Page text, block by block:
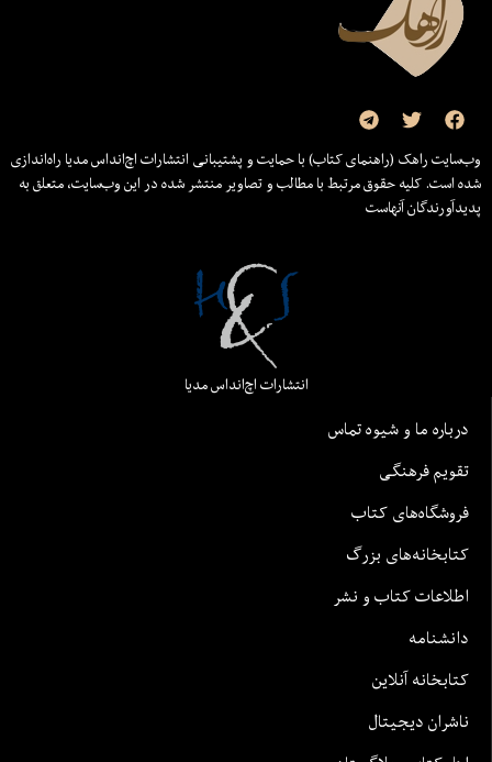
وب‌سایت راهک (راهنمای کتاب) با حمایت و پشتیبانی انتشارات اچ‌اند‌اس مدیا راه‌اندازی
شده است. کلیه حقوق مرتبط با مطالب و تصاویر منتشر شده در این وب‌سایت، متعلق به
پدیدآورندگان آنهاست
انتشارات اچ‌اند‌اس مدیا
درباره ما و شیوه تماس
تقویم فرهنگی
فروشگاه‌های کتاب
کتابخانه‌های بزرگ
اطلاعات کتاب و نشر
دانشنامه
کتابخانه آنلاین
ناشران دیجیتال